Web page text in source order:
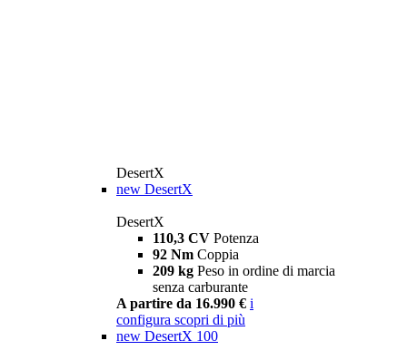
DesertX
new DesertX
DesertX
110,3 CV Potenza
92 Nm Coppia
209 kg Peso in ordine di marcia
senza carburante
A partire da 16.990 € i
configura scopri di più
new DesertX 100